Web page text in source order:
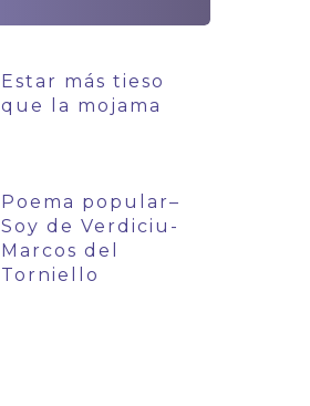
Estar más tieso
que la mojama
Poema popular–
Soy de Verdiciu-
Marcos del
Torniello